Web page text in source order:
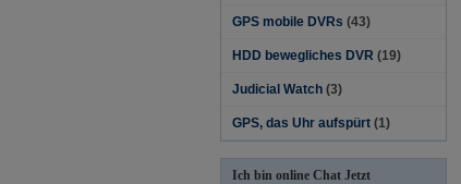
GPS mobile DVRs (43)
HDD bewegliches DVR (19)
Judicial Watch (3)
GPS, das Uhr aufspürt (1)
Ich bin online Chat Jetzt